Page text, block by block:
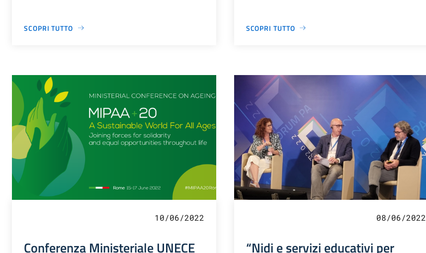
SCOPRI TUTTO SCOPRI TUTTO
10/06/2022
Conferenza Ministeriale UNECE
08/06/2022
“Nidi e servizi educativi per